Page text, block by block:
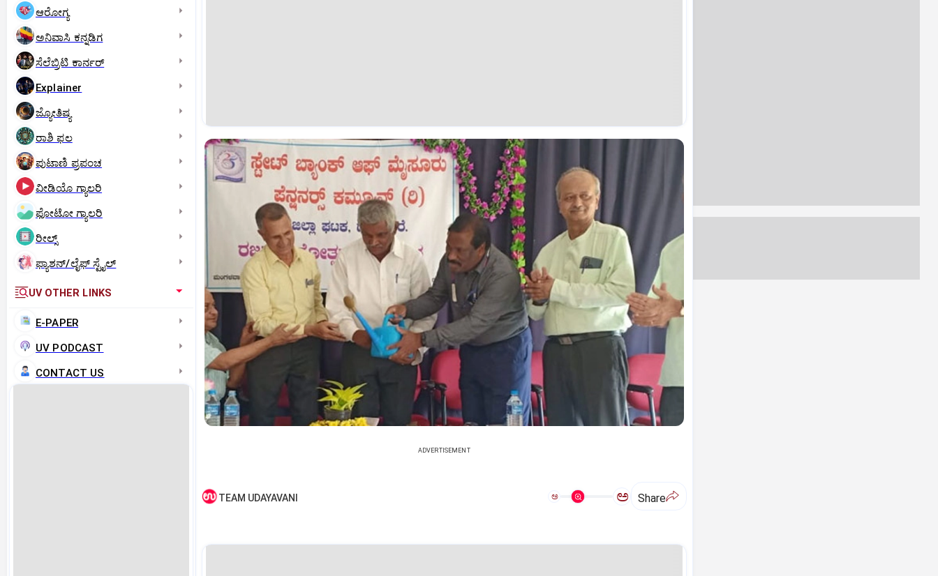
ಆರೋಗ್ಯ
ಅನಿವಾಸಿ ಕನ್ನಡಿಗ
ಸೆಲೆಬ್ರಿಟಿ ಕಾರ್ನರ್‌
Explainer
ಜ್ಯೋತಿಷ್ಯ
ರಾಶಿ ಫಲ
ಪುಟಾಣಿ ಪ್ರಪಂಚ
ವೀಡಿಯೊ ಗ್ಯಾಲರಿ
ಫೋಟೋ ಗ್ಯಾಲರಿ
ರೀಲ್ಸ್
ಫ್ಯಾಶನ್/ಲೈಫ್‌ ಸ್ಟೈಲ್
UV OTHER LINKS
E-PAPER
UV PODCAST
CONTACT US
ADVERTISEMENT
TEAM UDAYAVANI ಅ ಅ Share